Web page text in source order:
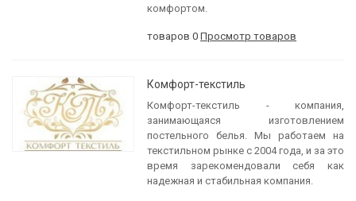
комфортом.
товаров 0 Просмотр товаров
Комфорт-текстиль
Комфорт-текстиль - компания,
занимающаяся изготовлением
постельного белья. Мы работаем на
текстильном рынке с 2004 года, и за это
время зарекомендовали себя как
надежная и стабильная компания.